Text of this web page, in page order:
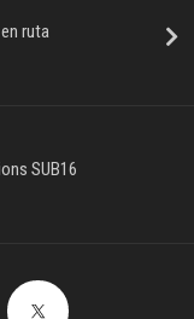
ruta
SUB16